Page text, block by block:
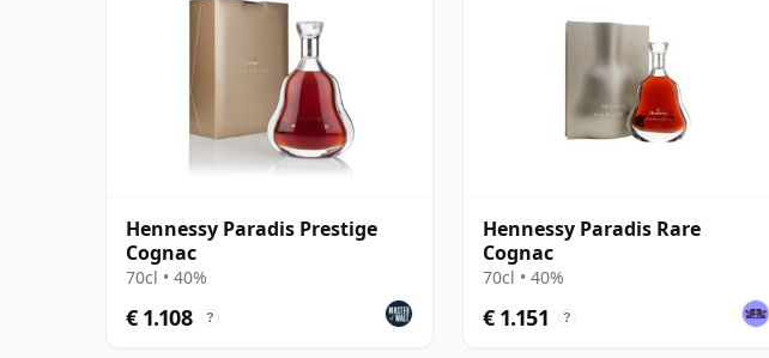
Hennessy Paradis Prestige
Cognac
70cl • 40%
€ 1.108 ?
Hennessy Paradis Rare
Cognac
70cl • 40%
€ 1.151 ?